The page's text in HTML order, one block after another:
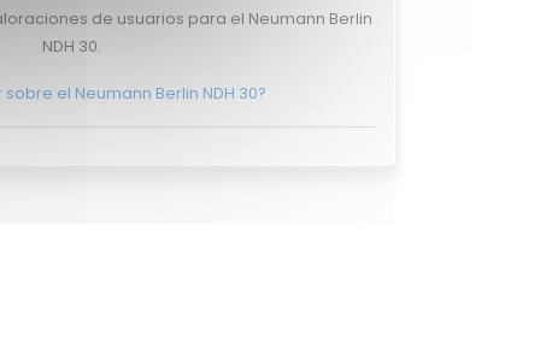
de usuarios para el Neumann Berlin
NDH 30.
el Neumann Berlin NDH 30?